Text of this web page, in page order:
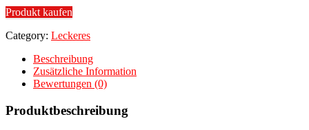
Produkt kaufen
Category: Leckeres
Beschreibung
Zusätzliche Information
Bewertungen (0)
Produktbeschreibung